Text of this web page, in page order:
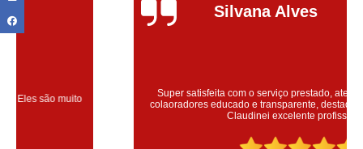
Silvana Alves
Super satisfeita com o serviço prestado, atendimento muito bom!
colaoradores educado e transparente, destaque para o colaborador
Claudinei excelente profissional!